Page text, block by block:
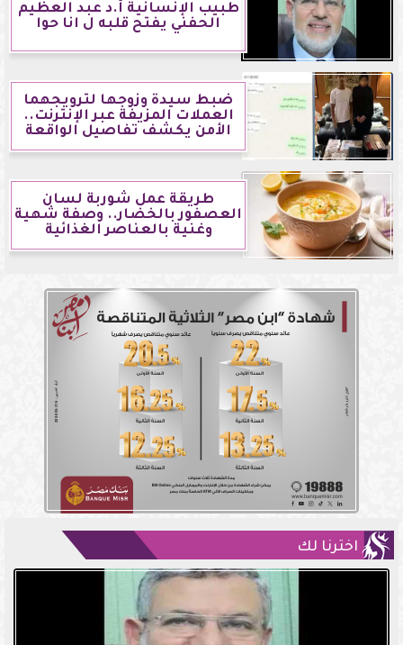
طبيب الإنسانية أ.د عبد العظيم
الحفني يفتح قلبه ل انا حوا
ضبط سيدة وزوجها لترويجهما
العملات المزيفة عبر الإنترنت..
الأمن يكشف تفاصيل الواقعة
طريقة عمل شوربة لسان
العصفور بالخضار.. وصفة شهية
وغنية بالعناصر الغذائية
اخترنا لك